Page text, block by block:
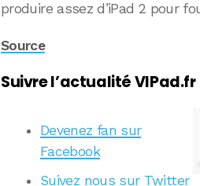
produire assez d’iPad 2 pour
Source
Suivre l’actualité VIPad.fr
Devenez fan sur
Facebook
Suivez nous sur Twitter